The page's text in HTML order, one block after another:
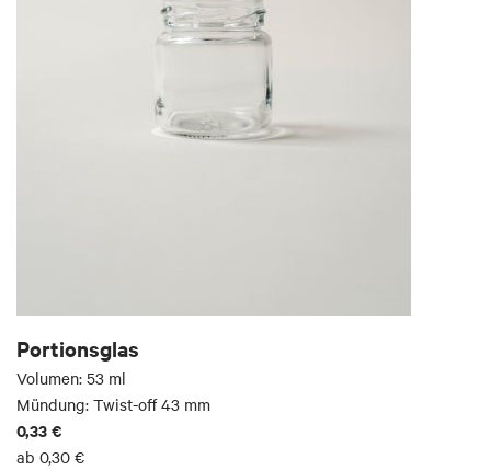
Portionsglas
Volumen: 53 ml
Mündung: Twist-off 43 mm
0,33 €
ab 0,30 €